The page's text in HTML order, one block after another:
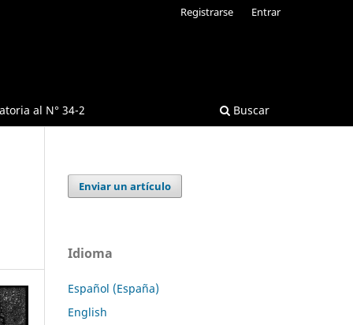
al N° 34-2 Buscar
Registrarse Entrar
Enviar un artículo
Idioma
Español (España)
English